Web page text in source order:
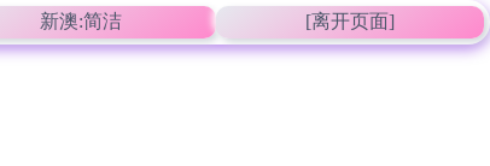
新澳:简洁 [离开页面]